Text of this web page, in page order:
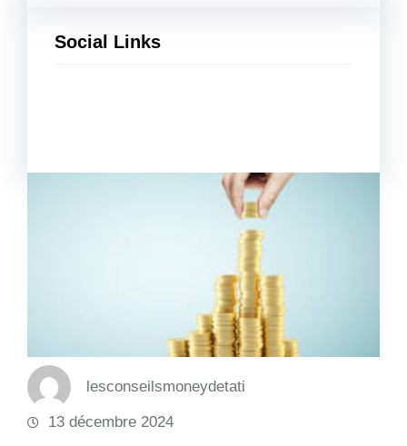
Social Links
lesconseilsmoneydetati
13 décembre 2024